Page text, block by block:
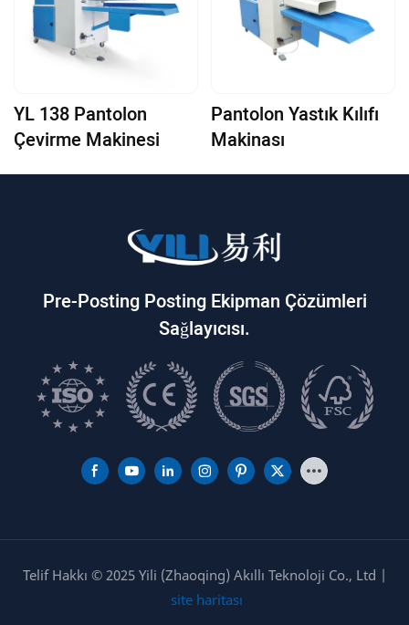
YL 138 Pantolon
Çevirme Makinesi
Pantolon Yastık Kılıfı
Makinası
Pre-Posting Posting Ekipman Çözümleri
Sağlayıcısı.
Telif Hakkı © 2025 Yili (Zhaoqing) Akıllı Teknoloji Co., Ltd |
site haritası